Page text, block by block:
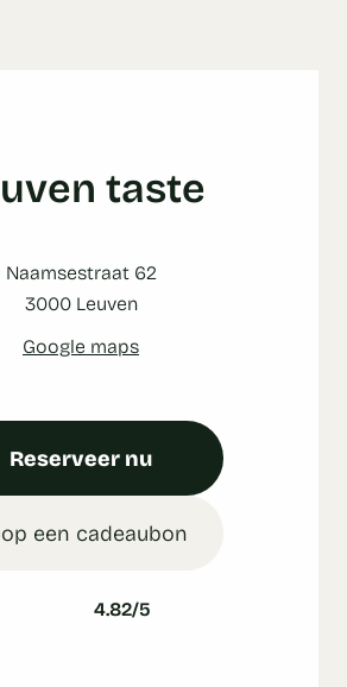
taste
Naamsestraat 62
3000 Leuven
Google maps
Reserveer nu
een cadeaubon
4.82/5